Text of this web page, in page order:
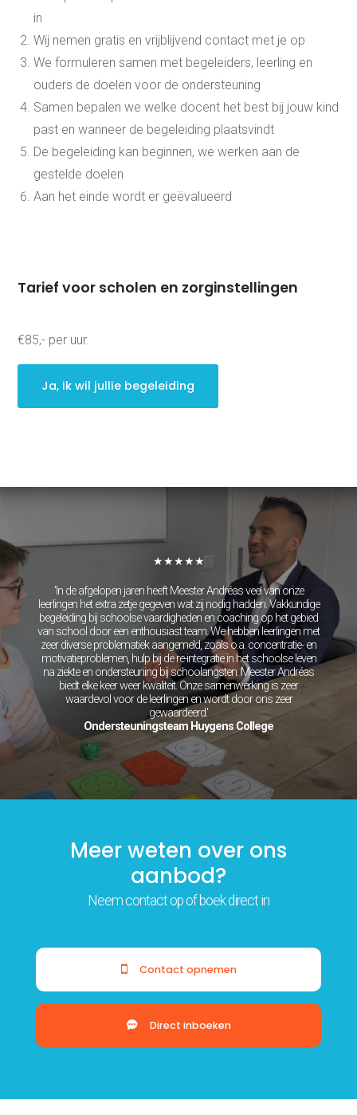
Contact
Over ons
FAQ
Scholen en
zorginstellingen
Download de App
Tarieven
Vacatures
Mbo/hbo
Rekenen
Nederlands
Engels
Taaltoets | Pabo
Rekenen- en
Wiskundetoets | Pabo
HBO 21+ toelating
voorbereiden
Training
Concentratie verbeteren
neurofeedback | HSP
Brugklas kickstart |
voorbereiding voor de
middelbare school
Spelling
Begrijpend lezen
Leerpotentie
Leerstrategieën
Beroepskeuzetest
in
Wij nemen gratis en vrijblijvend contact met je op
We formuleren samen met begeleiders, leerling en
ouders de doelen voor de ondersteuning
Samen bepalen we welke docent het best bij jouw kind
past en wanneer de begeleiding plaatsvindt
De begeleiding kan beginnen, we werken aan de
gestelde doelen
Aan het einde wordt er geëvalueerd
Tarief voor scholen en zorginstellingen
€85,- per uur.
Ja, ik wil jullie begeleiding
★★★★★
'In de afgelopen jaren heeft Meester Andréas veel van onze
leerlingen het extra zetje gegeven wat zij nodig hadden. Vakkundige
begeleiding bij schoolse vaardigheden en coaching op het gebied
van school door een enthousiast team. We hebben leerlingen met
zeer diverse problematiek aangemeld, zoals o.a. concentratie- en
motivatieproblemen, hulp bij de re-integratie in het schoolse leven
na ziekte en ondersteuning bij schoolangsten. Meester Andréas
biedt elke keer weer kwaliteit. Onze samenwerking is zeer
waardevol voor de leerlingen en wordt door ons zeer
gewaardeerd.'
Ondersteuningsteam Huygens College
Meer weten over ons
aanbod?
Neem contact op of boek direct in
Contact opnemen
Direct inboeken